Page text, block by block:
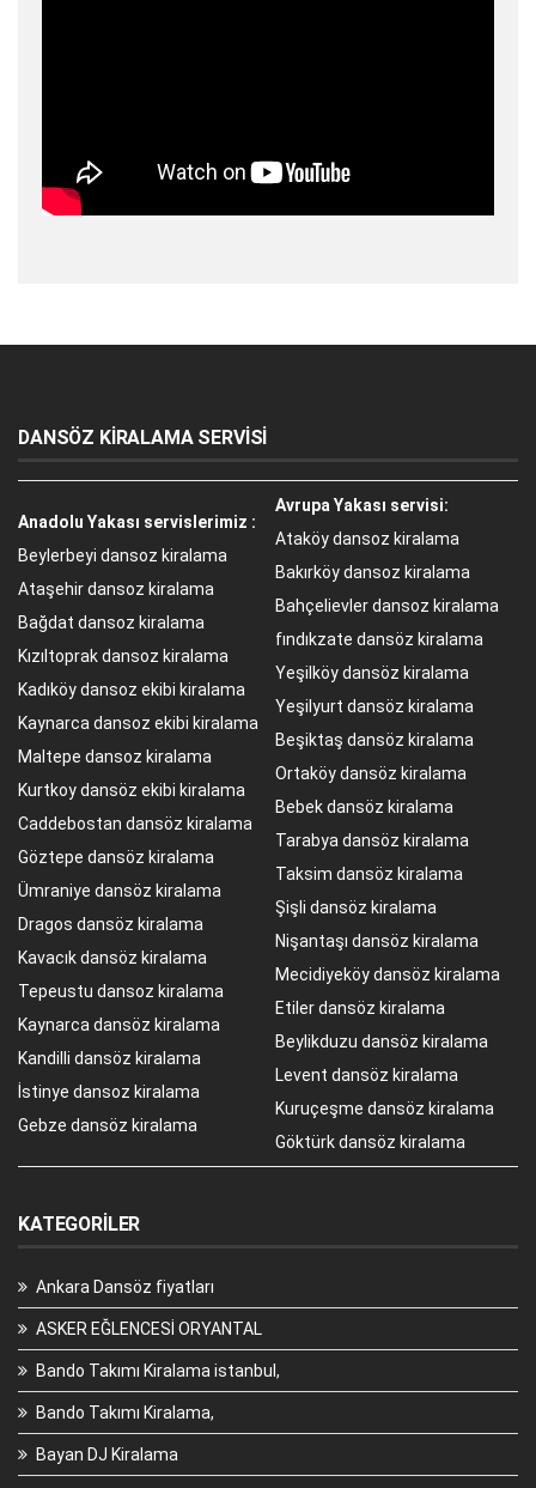
DANSÖZ KİRALAMA SERVİSİ
Anadolu Yakası servislerimiz :
Beylerbeyi dansoz kiralama
Ataşehir dansoz kiralama
Bağdat dansoz kiralama
Kızıltoprak dansoz kiralama
Kadıköy dansoz ekibi kiralama
Kaynarca dansoz ekibi kiralama
Maltepe dansoz kiralama
Kurtkoy dansöz ekibi kiralama
Caddebostan dansöz kiralama
Göztepe dansöz kiralama
Ümraniye dansöz kiralama
Dragos dansöz kiralama
Kavacık dansöz kiralama
Tepeustu dansoz kiralama
Kaynarca dansöz kiralama
Kandilli dansöz kiralama
İstinye dansoz kiralama
Gebze dansöz kiralama
Avrupa Yakası servisi:
Ataköy dansoz kiralama
Bakırköy dansoz kiralama
Bahçelievler dansoz kiralama
fındıkzate dansöz kiralama
Yeşilköy dansöz kiralama
Yeşilyurt dansöz kiralama
Beşiktaş dansöz kiralama
Ortaköy dansöz kiralama
Bebek dansöz kiralama
Tarabya dansöz kiralama
Taksim dansöz kiralama
Şişli dansöz kiralama
Nişantaşı dansöz kiralama
Mecidiyeköy dansöz kiralama
Etiler dansöz kiralama
Beylikduzu dansöz kiralama
Levent dansöz kiralama
Kuruçeşme dansöz kiralama
Göktürk dansöz kiralama
KATEGORILER
Ankara Dansöz fiyatları
ASKER EĞLENCESİ ORYANTAL
Bando Takımı Kiralama istanbul,
Bando Takımı Kiralama,
Bayan DJ Kiralama